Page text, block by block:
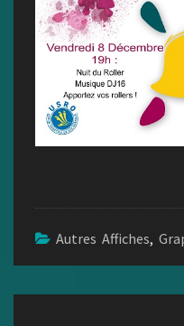
Autres Affiches,